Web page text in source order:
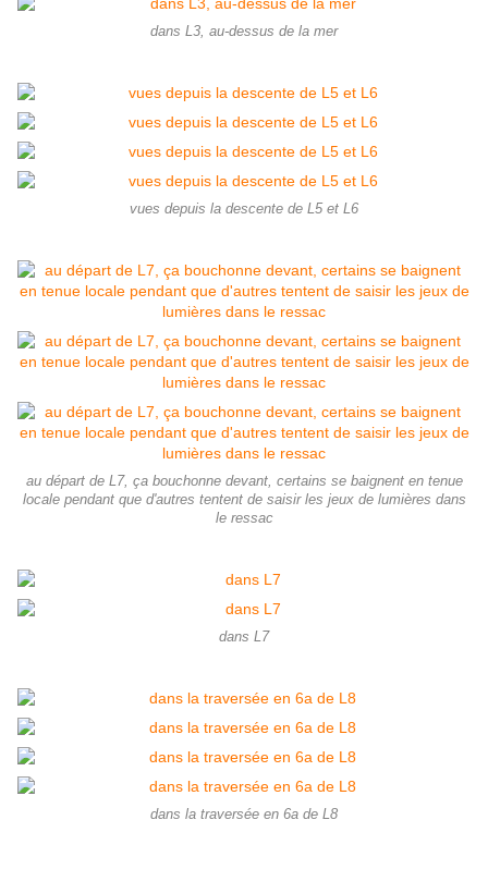
dans L3, au-dessus de la mer
vues depuis la descente de L5 et L6
au départ de L7, ça bouchonne devant, certains se baignent en tenue
locale pendant que d'autres tentent de saisir les jeux de lumières dans
le ressac
dans L7
dans la traversée en 6a de L8